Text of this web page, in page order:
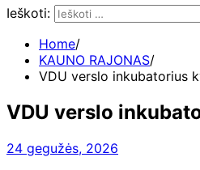
Ieškoti:
Home
KAUNO RAJONAS
VDU verslo inkubatorius
VDU verslo
24 gegužės, 2026